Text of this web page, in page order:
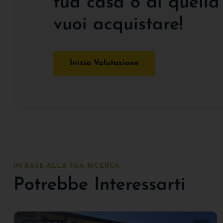
vuoi acquistare!
Inizia Valutazione
IN BASE ALLA TUA RICERCA
Potrebbe Interessarti